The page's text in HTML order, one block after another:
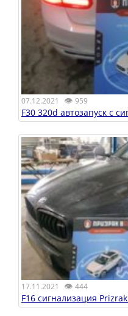
07.12.2021 👁 959
F30 320d автозапуск с
17.11.2021 👁 444
F16 сигнализация